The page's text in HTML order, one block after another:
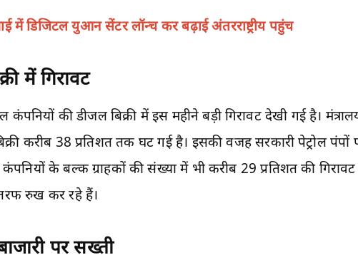
में डिजिटल युआन सेंटर लॉन्च कर बढ़ाई अंतरराष्ट्रीय पहुंच
में गिरावट
कंपनियों की डीजल बिक्री में इस महीने बड़ी गिरावट देखी गई है।
करीब 38 प्रतिशत तक घट गई है। इसकी वजह सरकारी पेट्रोल
कंपनियों के बल्क ग्राहकों की संख्या में भी करीब 29 प्रतिशत की
रुख कर रहे हैं।
पर सख्ती